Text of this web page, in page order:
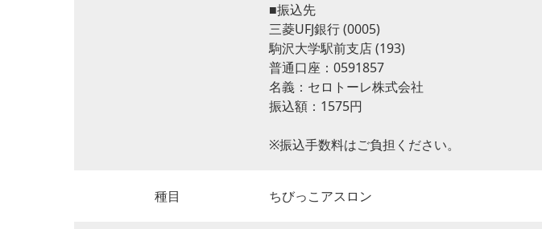
■振込先
三菱UFJ銀行 (0005)
駒沢大学駅前支店 (193)
普通口座：0591857
名義：セロトーレ株式会社
振込額：1575円
※振込手数料はご負担ください。
種目 ちびっこアスロン